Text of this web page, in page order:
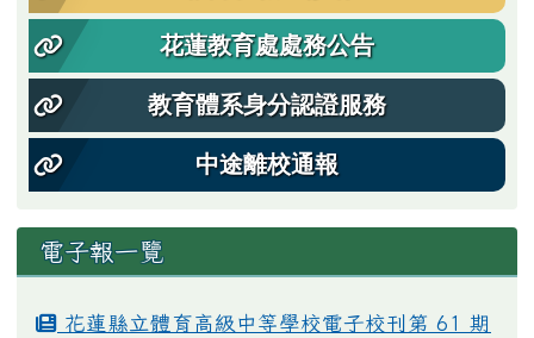
花蓮教育處處務公告
教育體系身分認證服務
中途離校通報
電子報一覽
花蓮縣立體育高級中等學校電子校刊第 61 期